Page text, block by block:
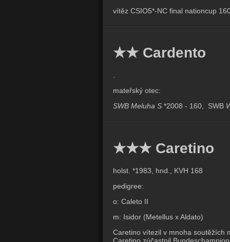
vítěz CSIO5*-NC final nationcup
★★ Cardento
mateřský otec:
SWB Meluha S *2008 - 160, SWB
★★★ Caretino
holst. *1983, hnd., KVH 168
pedigree:
o: Caleto II
m: Isidor (Metellus x Aldato)
Caretino vítezil v mnoha soutěžích
Caretino zúčastnil